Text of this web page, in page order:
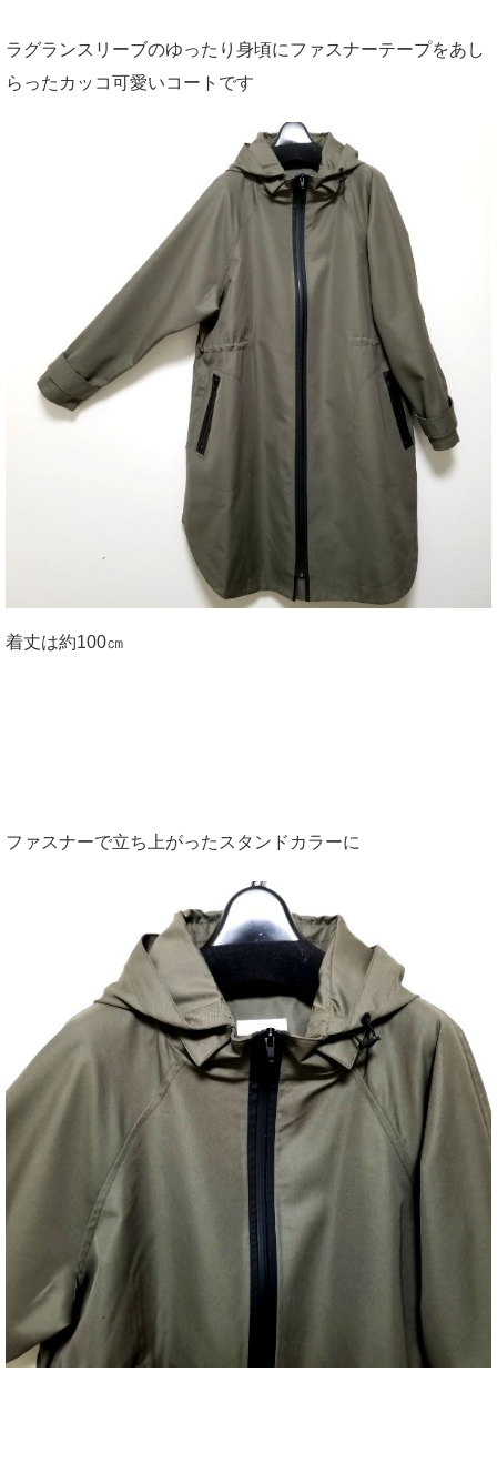
ラグランスリーブのゆったり身頃にファスナーテープをあし
らったカッコ可愛いコートです
着丈は約100㎝
ファスナーで立ち上がったスタンドカラーに